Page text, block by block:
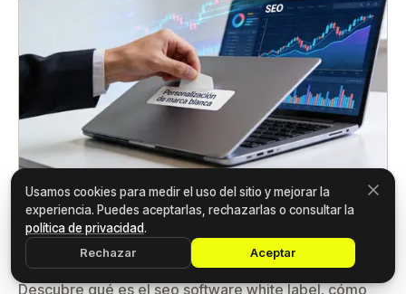
23 abr 2026
Potencia tu agencia con seo software white
label 2026
Descubre qué es el seo software white label, cómo
Usamos cookies para medir el uso del sitio y mejorar la
experiencia. Puedes aceptarlas, rechazarlas o consultar la
política de privacidad.
Rechazar
Aceptar